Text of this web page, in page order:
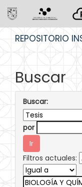
REPOSITORIO
Buscar
Buscar:
por
Filtros actuales: